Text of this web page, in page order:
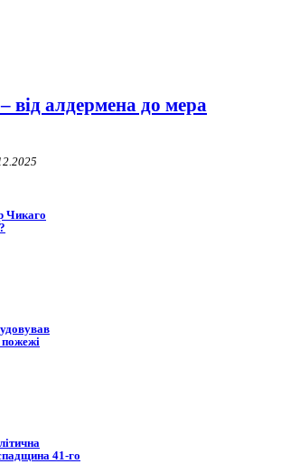
алдермена до мера
Чикаго
пожежі
41-го